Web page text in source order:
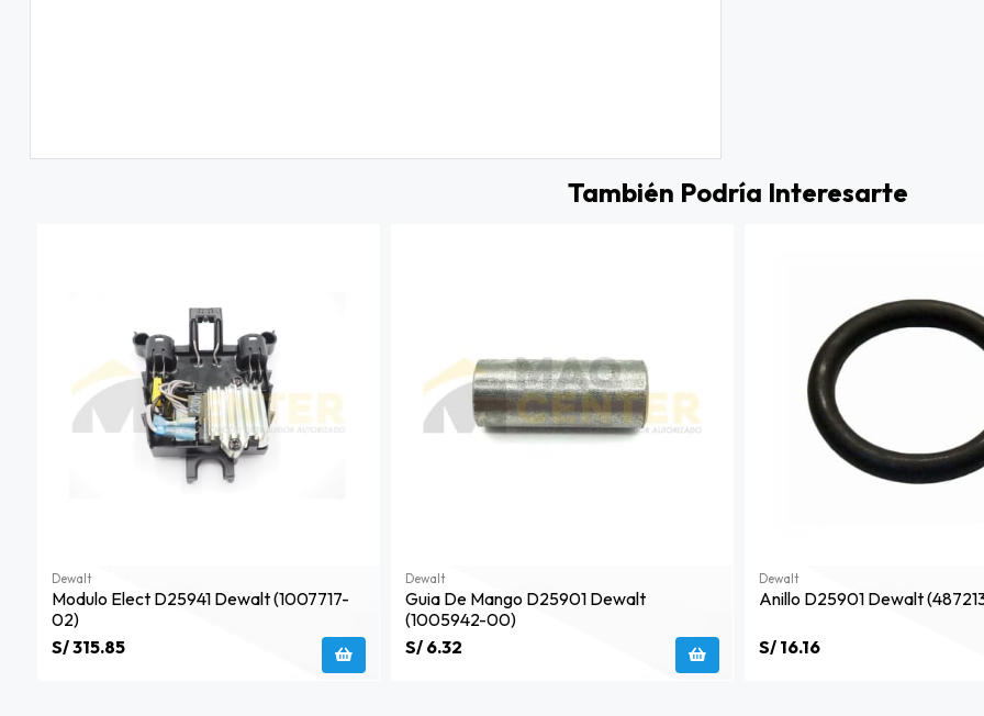
También Podría Interesarte
Dewalt
Modulo Elect D25941 Dewalt (1007717-
02)
S/ 315.85
Dewalt
Guia De Mango D25901 Dewalt
(1005942-00)
S/ 6.32
Dewalt
Anillo D25901 Dewalt
S/ 16.16